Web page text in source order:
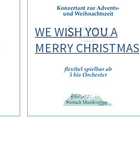
WE WISH YOU A
MERRY CHRISTMAS